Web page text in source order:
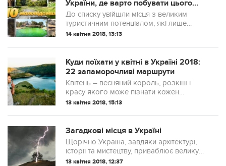
України, де варто побувати цього
року
До списку увійшли місця з великим
туристичним потенціалом, які лише
починають набувати популярності. Після
побачите мальовничу красу української
природи, дізнаєтесь загадкові та колись
засекречені факти, відчу...
14 квітня 2018, 13:13
Куди поїхати у квітні в Україні 2018:
22 запаморочливі маршрути
Квітень – весняний король, розкіш і
красу якого може пізнати кожен
українець. Тим більше що організувати
кишені кожному. Достатньо обрати
найближче місце, де саме в цей час
найяскравіше буяє весна. А таке ...
13 квітня 2018, 15:13
Загадкові місця в Україні
Щорічно Україна, завдяки архітектурі,
історії та мистецтву, приваблює велику
кількість як закордонних, так і
13 квітня 2018, 12:37